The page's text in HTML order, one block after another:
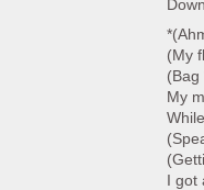
(My
(Bag
My
I got